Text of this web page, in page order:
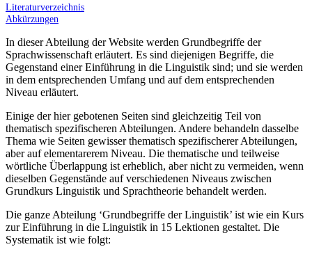
Literaturverzeichnis
Abkürzungen
In dieser Abteilung der Website werden Grundbegriffe der
Sprachwissenschaft erläutert. Es sind diejenigen Begriffe, die
Gegenstand einer Einführung in die Linguistik sind; und sie werden
in dem entsprechenden Umfang und auf dem entsprechenden
Niveau erläutert.
Einige der hier gebotenen Seiten sind gleichzeitig Teil von
thematisch spezifischeren Abteilungen. Andere behandeln dasselbe
Thema wie Seiten gewisser thematisch spezifischerer Abteilungen,
aber auf elementarerem Niveau. Die thematische und teilweise
wörtliche Überlappung ist erheblich, aber nicht zu vermeiden, wenn
dieselben Gegenstände auf verschiedenen Niveaus zwischen
Grundkurs Linguistik und Sprachtheorie behandelt werden.
Die ganze Abteilung ‘Grundbegriffe der Linguistik’ ist wie ein Kurs
zur Einführung in die Linguistik in 15 Lektionen gestaltet. Die
Systematik ist wie folgt: